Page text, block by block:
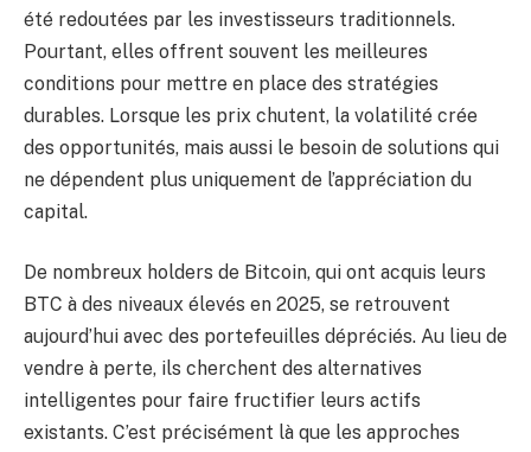
été redoutées par les investisseurs traditionnels.
Pourtant, elles offrent souvent les meilleures
conditions pour mettre en place des stratégies
durables. Lorsque les prix chutent, la volatilité crée
des opportunités, mais aussi le besoin de solutions qui
ne dépendent plus uniquement de l’appréciation du
capital.
De nombreux holders de Bitcoin, qui ont acquis leurs
BTC à des niveaux élevés en 2025, se retrouvent
aujourd’hui avec des portefeuilles dépréciés. Au lieu de
vendre à perte, ils cherchent des alternatives
intelligentes pour faire fructifier leurs actifs
existants. C’est précisément là que les approches